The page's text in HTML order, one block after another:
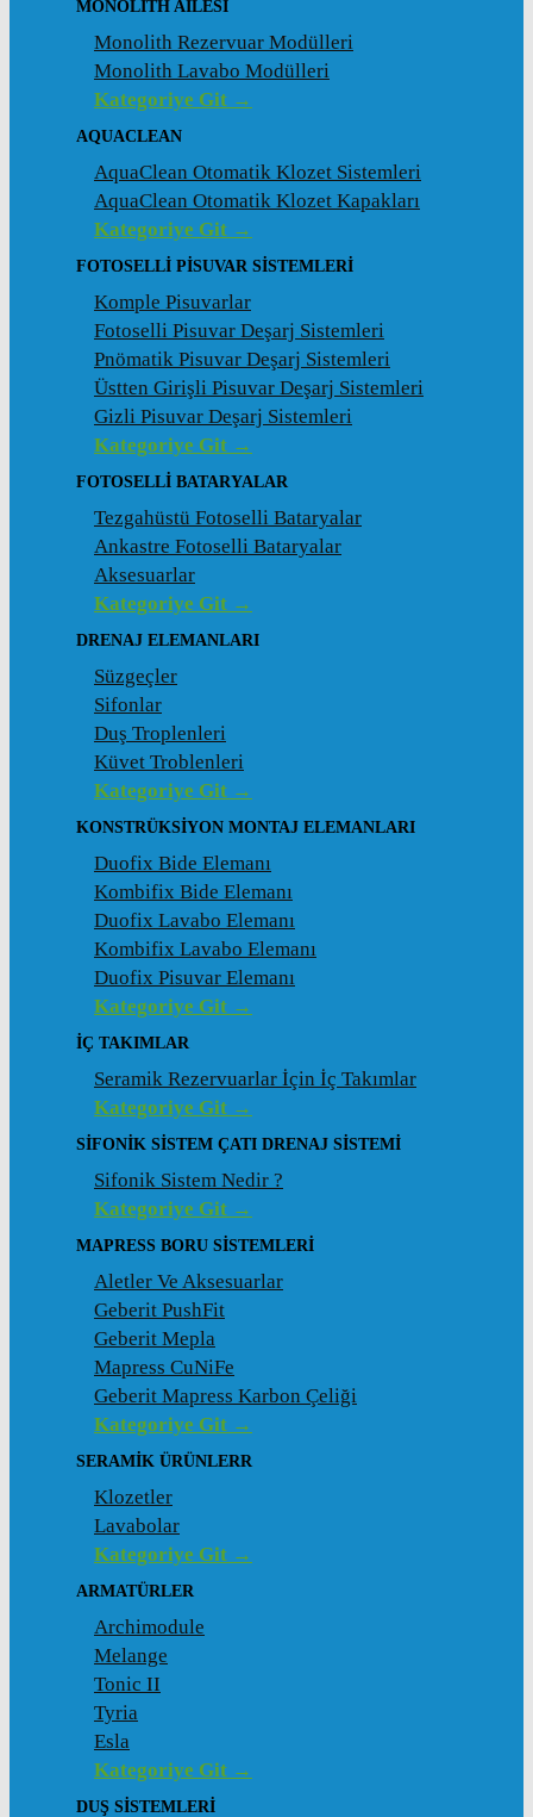
MONOLITH AILESI
Monolith Rezervuar Modülleri
Monolith Lavabo Modülleri
Kategoriye Git →
AQUACLEAN
AquaClean Otomatik Klozet Sistemleri
AquaClean Otomatik Klozet Kapakları
Kategoriye Git →
FOTOSELLI PISUVAR SISTEMLERI
Komple Pisuvarlar
Fotoselli Pisuvar Deşarj Sistemleri
Pnömatik Pisuvar Deşarj Sistemleri
Üstten Girişli Pisuvar Deşarj Sistemleri
Gizli Pisuvar Deşarj Sistemleri
Kategoriye Git →
FOTOSELLI BATARYALAR
Tezgahüstü Fotoselli Bataryalar
Ankastre Fotoselli Bataryalar
Aksesuarlar
Kategoriye Git →
DRENAJ ELEMANLARI
Süzgeçler
Sifonlar
Duş Troplenleri
Küvet Troblenleri
Kategoriye Git →
KONSTRÜKSIYON MONTAJ ELEMANLARI
Duofix Bide Elemanı
Kombifix Bide Elemanı
Duofix Lavabo Elemanı
Kombifix Lavabo Elemanı
Duofix Pisuvar Elemanı
Kategoriye Git →
İÇ TAKIMLAR
Seramik Rezervuarlar İçin İç Takımlar
Kategoriye Git →
SIFONIK SISTEM ÇATI DRENAJ SISTEMI
Sifonik Sistem Nedir ?
Kategoriye Git →
MAPRESS BORU SISTEMLERI
Aletler Ve Aksesuarlar
Geberit PushFit
Geberit Mepla
Mapress CuNiFe
Geberit Mapress Karbon Çeliği
Kategoriye Git →
SERAMIK ÜRÜNLERR
Klozetler
Lavabolar
Kategoriye Git →
ARMATÜRLER
Archimodule
Melange
Tonic II
Tyria
Esla
Kategoriye Git →
DUŞ SISTEMLERI